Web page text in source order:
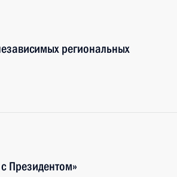
региональных
Президентом»